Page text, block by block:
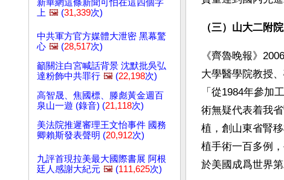
新華網這條新聞可怕在這四個字
上 🖼️ (31,339次)
中共軍方官方媒體大泄密 黑幕驚
心 🖼️ (28,517次)
籲關注白宮喊話背景 沈默批吳弘
達粉飾中共罪行 🖼️ (22,198次)
高智晟、焦國標、滕彪黃金週百
泉山一遊 (錄音) (21,118次)
美法院推遲審理王文怡事件 國務
卿賴斯發表聲明 (20,912次)
九評首現拉美最大國際書展 阿根
廷人感謝大紀元 🖼️ (111,625次)
（三）山大二附
《齊魯晚報》
大學醫學院教授
「從1984年參加
術無疑代表着我
植，創山東省腎
植手術一百多例
於美國成爲世界第